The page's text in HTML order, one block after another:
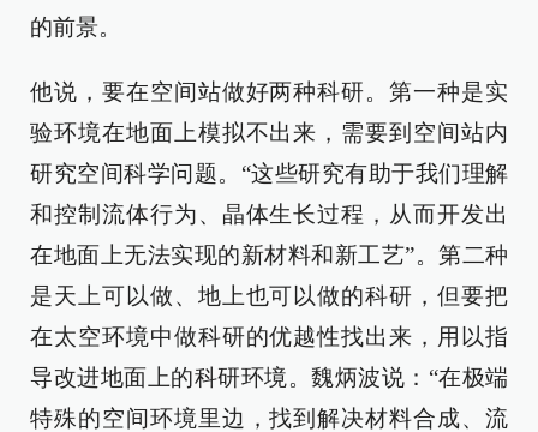
的前景。
他说，要在空间站做好两种科研。第一种是实
验环境在地面上模拟不出来，需要到空间站内
研究空间科学问题。“这些研究有助于我们理解
和控制流体行为、晶体生长过程，从而开发出
在地面上无法实现的新材料和新工艺”。第二种
是天上可以做、地上也可以做的科研，但要把
在太空环境中做科研的优越性找出来，用以指
导改进地面上的科研环境。魏炳波说：“在极端
特殊的空间环境里边，找到解决材料合成、流